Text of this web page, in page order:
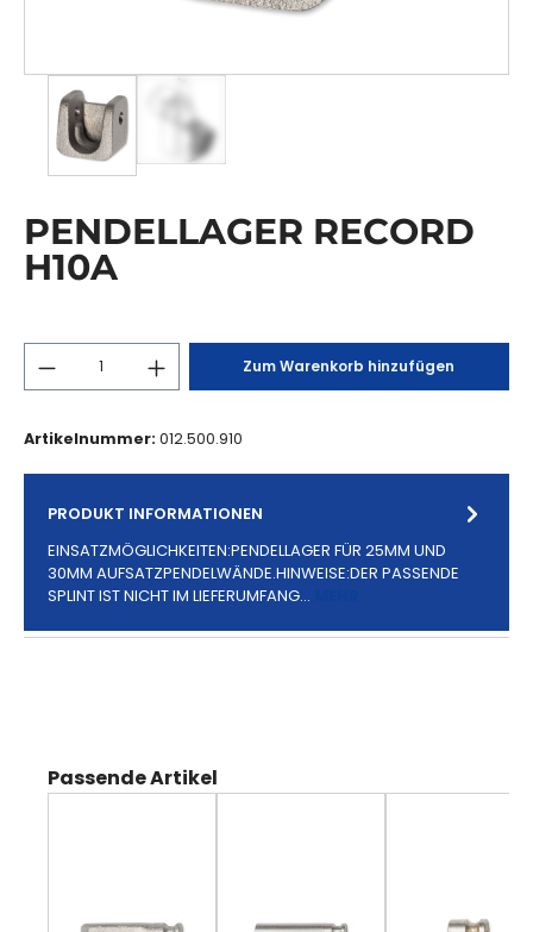
PENDELLAGER RECORD
H10A
Zum Warenkorb hinzufügen
Artikelnummer: 012.500.910
PRODUKT INFORMATIONEN
EINSATZMÖGLICHKEITEN:PENDELLAGER FÜR 25MM UND
30MM AUFSATZPENDELWÄNDE.HINWEISE:DER PASSENDE
SPLINT IST NICHT IM LIEFERUMFANG…
Produktgalerie überspringen
Passende Artikel